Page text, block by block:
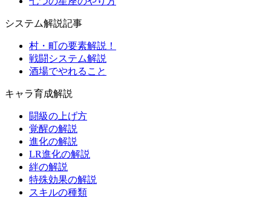
システム解説記事
村・町の要素解説！
戦闘システム解説
酒場でやれること
キャラ育成解説
闘級の上げ方
覚醒の解説
進化の解説
LR進化の解説
絆の解説
特殊効果の解説
スキルの種類